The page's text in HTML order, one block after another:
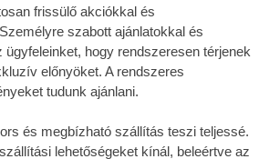
frissülő akciókkal és
szabott ajánlatokkal és
hogy rendszeresen térjenek
előnyöket. A rendszeres
tudunk ajánlani.
és megbízható szállítás teszi teljessé.
lehetőségeket kínál, beleértve az